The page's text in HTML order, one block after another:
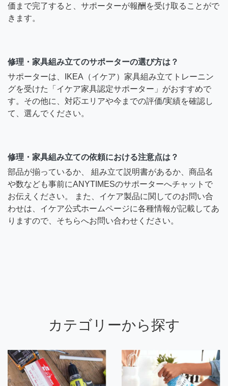
価まで完了すると、サポーターが報酬を受け取ることがで
きます。
修理・家具組み立てのサポーターの選び方は？
サポーターは、IKEA（イケア）家具組み立てトレーニン
グを受けた「イケア家具認定サポーター」がおすすめで
す。その他に、対応エリアや今までの評価/実績を確認し
て、選んでください。
修理・家具組み立ての依頼における注意点は？
部品が揃っているか、 組み立て説明書があるか、商品名
や数なども事前にANYTIMESのサポーターへチャットで
お伝えください。 また、イケア製品に関してのお問い合
わせは、イケア公式ホームページに各種情報が記載してあ
りますので、そちらへお問い合わせください。
カテゴリーから探す